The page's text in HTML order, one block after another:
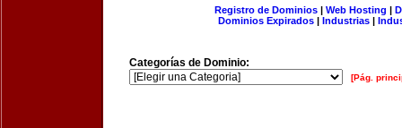
Registro de Dominios| Web Hosting |
Dominios Expirados | Industrias |
Categorías de Dominio:
[Pág.